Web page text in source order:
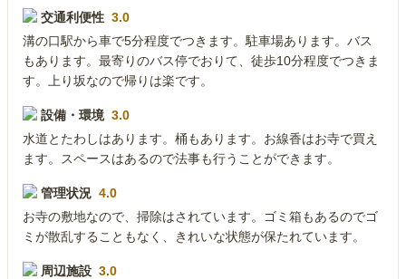
交通利便性 3.0
溝の口駅から車で5分程度でつきます。駐車場あります。バス
もあります。最寄りのバス停でおりて、徒歩10分程度でつきま
す。上り坂なので帰りは楽です。
設備・環境 3.0
水道とたわしはあります。桶もあります。お線香はお寺で買え
ます。スペースはあるので法事も行うことができます。
管理状況 4.0
お寺の敷地なので、掃除はされています。ゴミ箱もあるのでゴ
ミが散乱することもなく、きれいな状態が保たれています。
周辺施設 3.0